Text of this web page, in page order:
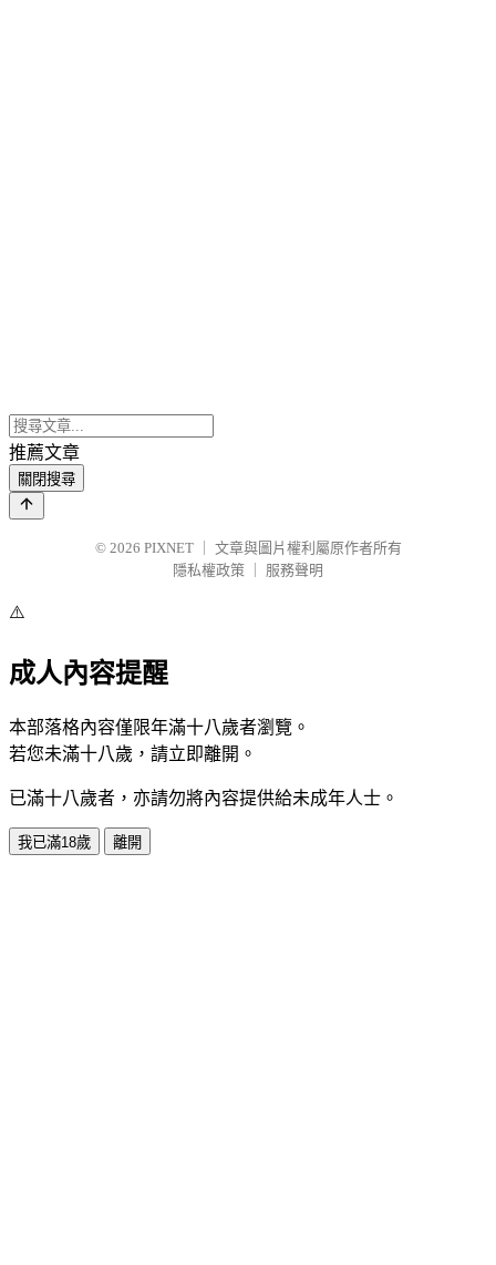
推薦文章
關閉搜尋
© 2026 PIXNET
文章與圖片權利屬原作者所有
隱私權政策
服務聲明
⚠️
成人內容提醒
本部落格內容僅限年滿十八歲者瀏覽。
若您未滿十八歲，請立即離開。
已滿十八歲者，亦請勿將內容提供給未成年人士。
我已滿18歲 離開